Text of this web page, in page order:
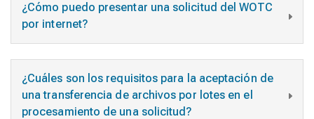
¿Cómo puedo presentar una solicitud del WOTC
por internet?
¿Cuáles son los requisitos para la aceptación de
una transferencia de archivos por lotes en el
procesamiento de una solicitud?